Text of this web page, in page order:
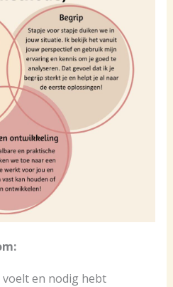
en nodig hebt